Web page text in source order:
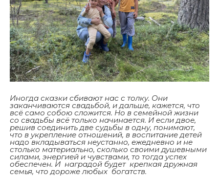
Иногда сказки сбивают нас с толку. Они
заканчиваются свадьбой, и дальше, кажется, что
всё само собою сложится. Но в семейной жизни
со свадьбы всё только начинается. И если двое,
решив соединить две судьбы в одну, понимают,
что в укрепление отношений, в воспитание детей
надо вкладываться неустанно, ежедневно и не
столько материально, сколько своими душевными
силами, энергией и чувствами, то тогда успех
обеспечен. И наградой будет крепкая дружная
семья, что дороже любых богатств.